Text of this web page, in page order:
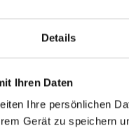
Details
Ihren Daten
Ihre persönlichen
Gerät zu speichern
11. Mai trifft die SV
auf den FK
in Folge an.